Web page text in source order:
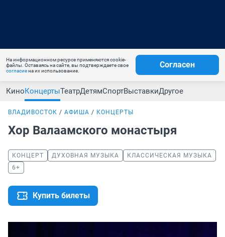
На информационном ресурсе применяются cookie-
файлы. Оставаясь на сайте, вы подтверждаете свое
согласиена их использование.
Согласен
КиноКонцертыТеатрДетямСпортВыставкиДругое
ВЛАДИВОСТОК АФИША КОНЦЕРТЫ
Хор Валаамского монастыря
КОНЦЕРТ ДУХОВНАЯ МУЗЫКА
КЛАССИЧЕСКАЯ МУЗЫКА
6+
Купить билеты